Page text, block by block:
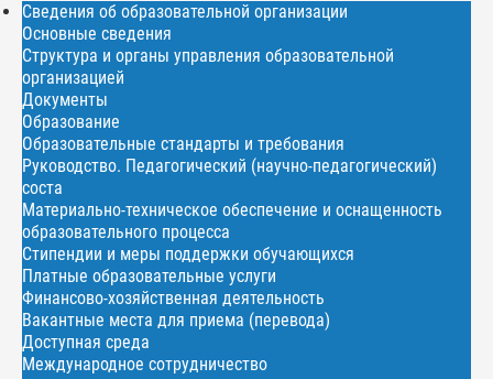
Сведения об образовательной организации
Основные сведения
Структура и органы управления образовательной
организацией
Документы
Образование
Образовательные стандарты и требования
Руководство. Педагогический (научно-педагогический)
соста
Материально-техническое обеспечение и оснащенность
образовательного процесса
Стипендии и меры поддержки обучающихся
Платные образовательные услуги
Финансово-хозяйственная деятельность
Вакантные места для приема (перевода)
Доступная среда
Международное сотрудничество